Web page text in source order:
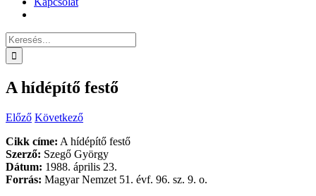
Keresés...
A hídépítő festő
Előző Következő
Cikk címe: A hídépítő festő
Szerző: Szegő György
Dátum: 1988. április 23.
Forrás: Magyar Nemzet 51. évf. 96. sz. 9. o.